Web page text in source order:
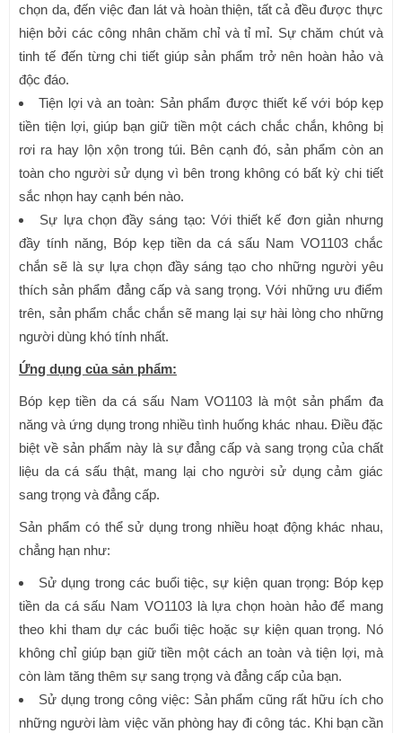
chọn da, đến việc đan lát và hoàn thiện, tất cả đều được thực
hiện bởi các công nhân chăm chỉ và tỉ mỉ. Sự chăm chút và
tinh tế đến từng chi tiết giúp sản phẩm trở nên hoàn hảo và
độc đáo.
Tiện lợi và an toàn: Sản phẩm được thiết kế với bóp kẹp
tiền tiện lợi, giúp bạn giữ tiền một cách chắc chắn, không bị
rơi ra hay lộn xộn trong túi. Bên cạnh đó, sản phẩm còn an
toàn cho người sử dụng vì bên trong không có bất kỳ chi tiết
sắc nhọn hay cạnh bén nào.
Sự lựa chọn đầy sáng tạo: Với thiết kế đơn giản nhưng
đầy tính năng, Bóp kẹp tiền da cá sấu Nam VO1103 chắc
chắn sẽ là sự lựa chọn đầy sáng tạo cho những người yêu
thích sản phẩm đẳng cấp và sang trọng. Với những ưu điểm
trên, sản phẩm chắc chắn sẽ mang lại sự hài lòng cho những
người dùng khó tính nhất.
Ứng dụng của sản phẩm:
Bóp kẹp tiền da cá sấu Nam VO1103 là một sản phẩm đa
năng và ứng dụng trong nhiều tình huống khác nhau. Điều đặc
biệt về sản phẩm này là sự đẳng cấp và sang trọng của chất
liệu da cá sấu thật, mang lại cho người sử dụng cảm giác
sang trọng và đẳng cấp.
Sản phẩm có thể sử dụng trong nhiều hoạt động khác nhau,
chẳng hạn như:
Sử dụng trong các buổi tiệc, sự kiện quan trọng: Bóp kẹp
tiền da cá sấu Nam VO1103 là lựa chọn hoàn hảo để mang
theo khi tham dự các buổi tiệc hoặc sự kiện quan trọng. Nó
không chỉ giúp bạn giữ tiền một cách an toàn và tiện lợi, mà
còn làm tăng thêm sự sang trọng và đẳng cấp của bạn.
Sử dụng trong công việc: Sản phẩm cũng rất hữu ích cho
những người làm việc văn phòng hay đi công tác. Khi bạn cần